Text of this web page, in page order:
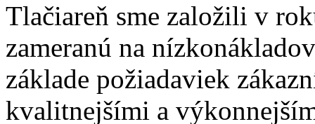
Tlačiareň sme založili v
zameranú na
základe požiadaviek
kvalitnejšími a